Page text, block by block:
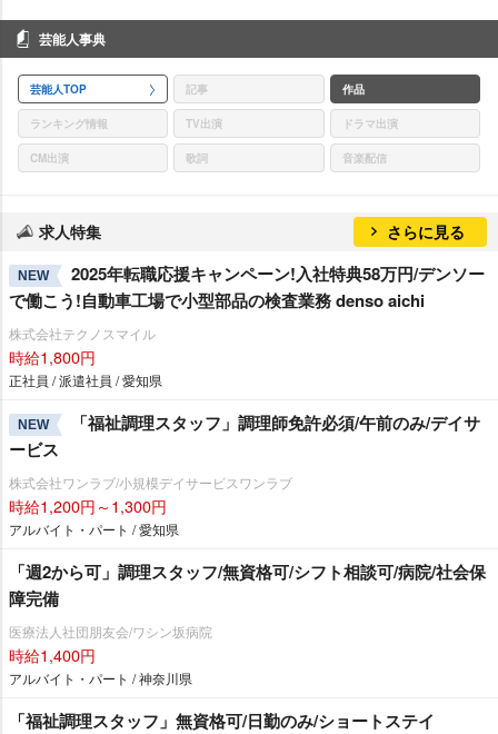
芸能人事典
芸能人TOP 記事 作品
ランキング情報 TV出演 ドラマ出演
CM出演 歌詞 音楽配信
求人特集 さらに見る
NEW
2025年転職応援キャンペーン!入社特典58万円/デンソー
で働こう!自動車工場で小型部品の検査業務 denso aichi
株式会社テクノスマイル
時給1,800円
正社員 / 派遣社員 / 愛知県
NEW
「福祉調理スタッフ」調理師免許必須/午前のみ/デイサ
ービス
株式会社ワンラブ/小規模デイサービスワンラブ
時給1,200円～1,300円
アルバイト・パート / 愛知県
「週2から可」調理スタッフ/無資格可/シフト相談可/病院/社会保
障完備
医療法人社団朋友会/ワシン坂病院
時給1,400円
アルバイト・パート / 神奈川県
「福祉調理スタッフ」無資格可/日勤のみ/ショートステイ